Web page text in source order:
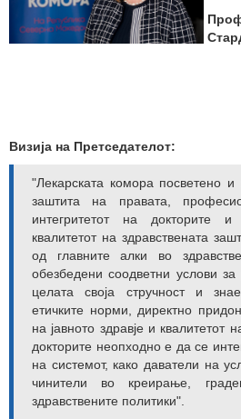
Визија на Претседателот:
"Лекарската комора посветено
заштита на правата,
интегритетот на докторите
квалитетот на здравствената
од главните алки во
обезбедени соодветни услови за
целата своја стручност и
етичките норми, директно
на јавното здравје и квалитетот
докторите неопходно е да се
на системот, како даватели на
чинители во креирање,
здравствените политики".